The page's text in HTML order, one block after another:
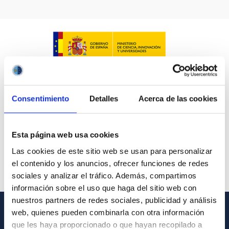
Consentimiento Detalles Acerca de las cookies
Esta página web usa cookies
Las cookies de este sitio web se usan para personalizar
el contenido y los anuncios, ofrecer funciones de redes
sociales y analizar el tráfico. Además, compartimos
información sobre el uso que haga del sitio web con
nuestros partners de redes sociales, publicidad y análisis
web, quienes pueden combinarla con otra información
que les haya proporcionado o que hayan recopilado a
INFORMACIÓN GENERAL